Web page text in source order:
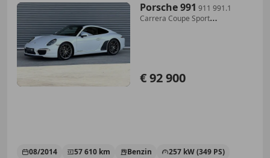
Porsche 991 911 991.1
Carrera Coupe Sport
€ 92 900
08/2014 57 610 km Benzin 257 kW (349 PS)